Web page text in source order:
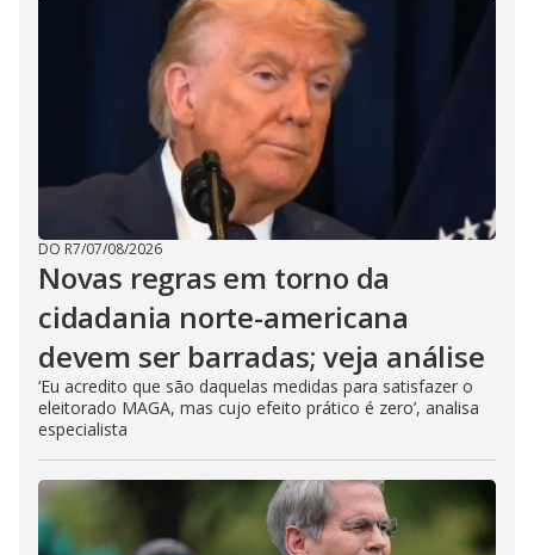
DO R7/07/08/2026
Novas regras em torno da
cidadania norte-americana
devem ser barradas; veja análise
‘Eu acredito que são daquelas medidas para satisfazer o
eleitorado MAGA, mas cujo efeito prático é zero’, analisa
especialista